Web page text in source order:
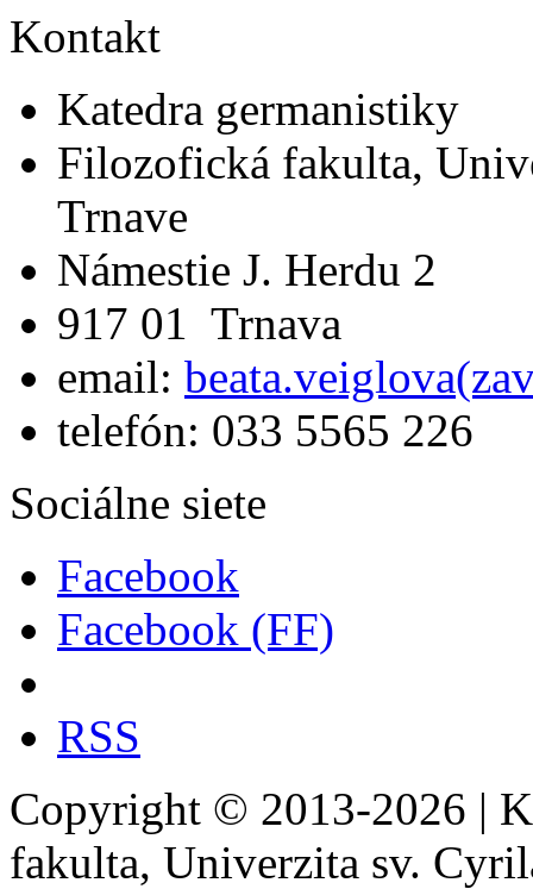
Kontakt
Katedra germanistiky
Filozofická fakulta,
Trnave
Námestie J. Herdu 2
917 01 Trnava
email:
telefón: 033 5565 226
Sociálne siete
Facebook
Facebook (FF)
RSS
Copyright © 2013-2026 |
fakulta, Univerzita sv.